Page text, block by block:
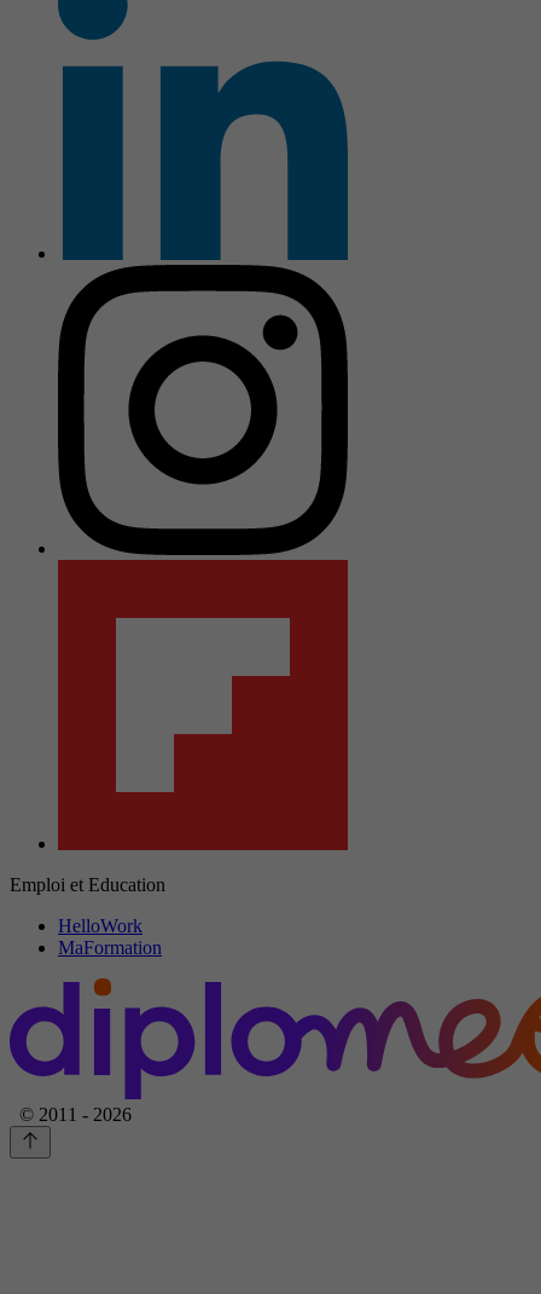
Emploi et Education
HelloWork
MaFormation
© 2011 - 2026